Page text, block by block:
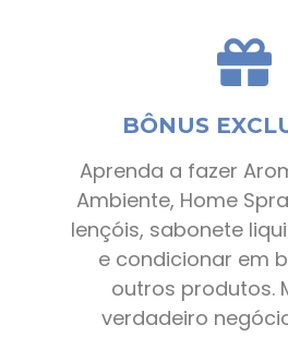
BÔNUS
Aprenda a fazer
Ambiente, Home
lençóis, sabonete
e condicionar em
outros produtos.
verdadeiro